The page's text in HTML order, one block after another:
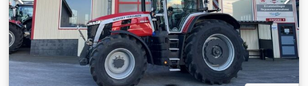
AWIC. Milieuvriendelijke motor, 3 cilinders / 3,3 l, Stage V,
DOC&SCR, AdBlue-tank met 15 liter, zonder
uitlaatgasrecirculatie, zonder roetfilter. Verticale uitlaat:
aan de rechterkant, voor de A-stijl van de cabine.
Brandstoftankinhoud: 120 liter. Transmissie: 12/12
versnellingen. Dkjdezpcuyjpfx Aqwor